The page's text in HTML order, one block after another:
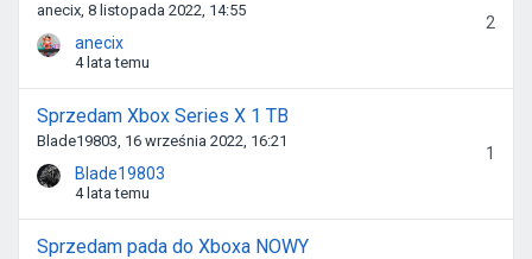
anecix, 8 listopada 2022, 14:55
anecix
4 lata temu
2
Sprzedam Xbox Series X 1 TB
Blade19803, 16 września 2022, 16:21
Blade19803
4 lata temu
1
Sprzedam pada do Xboxa NOWY